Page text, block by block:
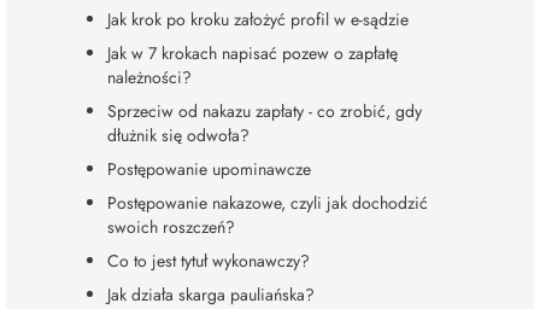
Jak krok po kroku założyć profil w e-sądzie
Jak w 7 krokach napisać pozew o zapłatę
należności?
Sprzeciw od nakazu zapłaty - co zrobić, gdy
dłużnik się odwoła?
Postępowanie upominawcze
Postępowanie nakazowe, czyli jak dochodzić
swoich roszczeń?
Co to jest tytuł wykonawczy?
Jak działa skarga pauliańska?